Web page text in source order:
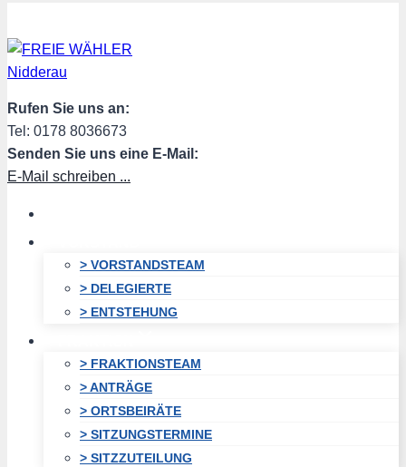
Inhalt
springen
Rufen Sie uns an:
Tel: 0178 8036673
Senden Sie uns eine E-Mail:
E-Mail schreiben ...
> VORSTANDSTEAM
> DELEGIERTE
> ENTSTEHUNG
> FRAKTIONSTEAM
> ANTRÄGE
> ORTSBEIRÄTE
> SITZUNGSTERMINE
> SITZZUTEILUNG